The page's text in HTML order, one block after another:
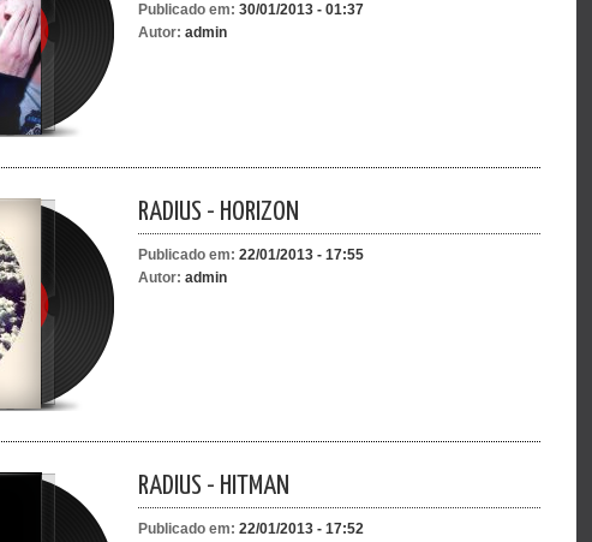
Publicado em: 30/01/2013 - 01:37
Autor: admin
RADIUS - HORIZON
Publicado em: 22/01/2013 - 17:55
Autor: admin
RADIUS - HITMAN
Publicado em: 22/01/2013 - 17:52